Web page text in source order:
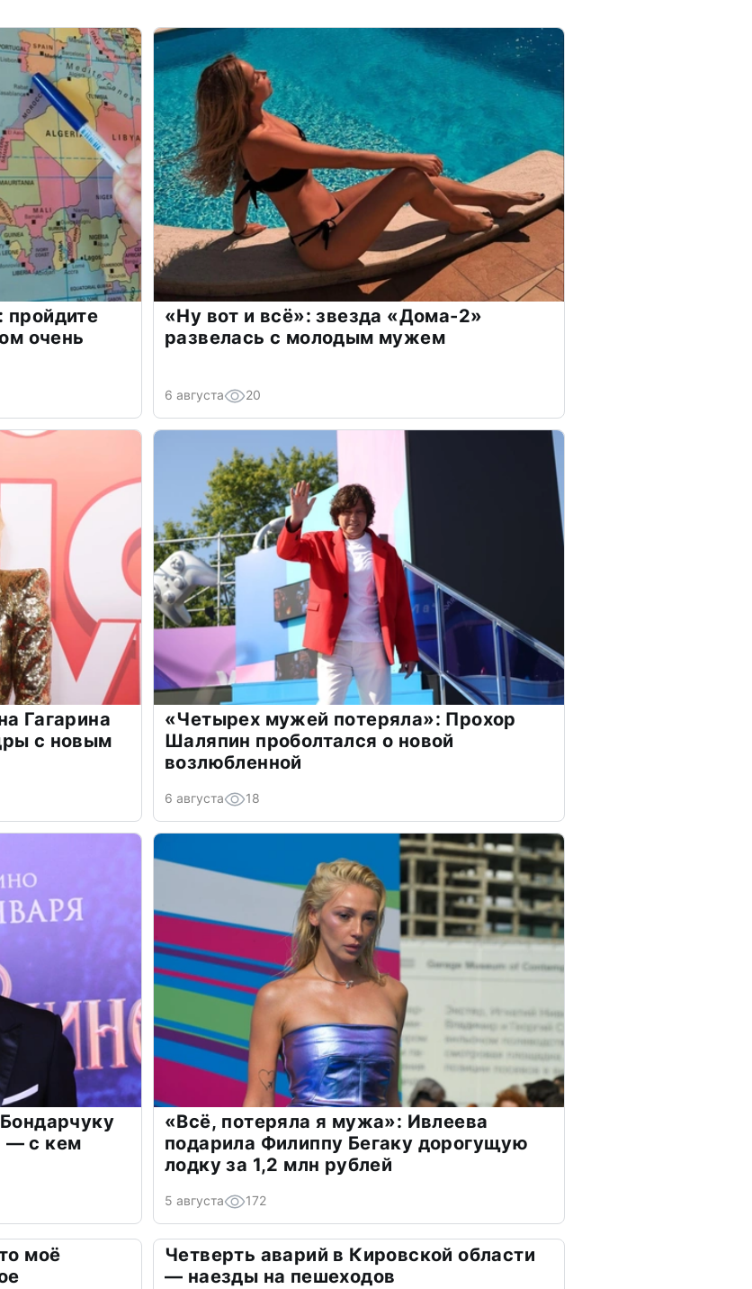
пройдите
очень
«Ну вот и всё»: звезда «Дома-2»
развелась с молодым мужем
6 августа 20
Гагарина
с новым
«Четырех мужей потеряла»: Прохор
Шаляпин проболтался о новой
возлюбленной
6 августа 18
— с кем
«Всё, потеряла я мужа»: Ивлеева
подарила Филиппу Бегаку дорогущую
лодку за 1,2 млн рублей
5 августа 172
моё
Четверть аварий в Кировской области
— наезды на пешеходов